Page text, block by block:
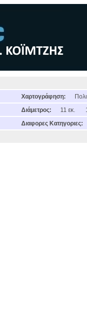
Χαρτογράφηση:
Διάμετρος:
11 εκ.
Διαφορες Κατηγοριες: